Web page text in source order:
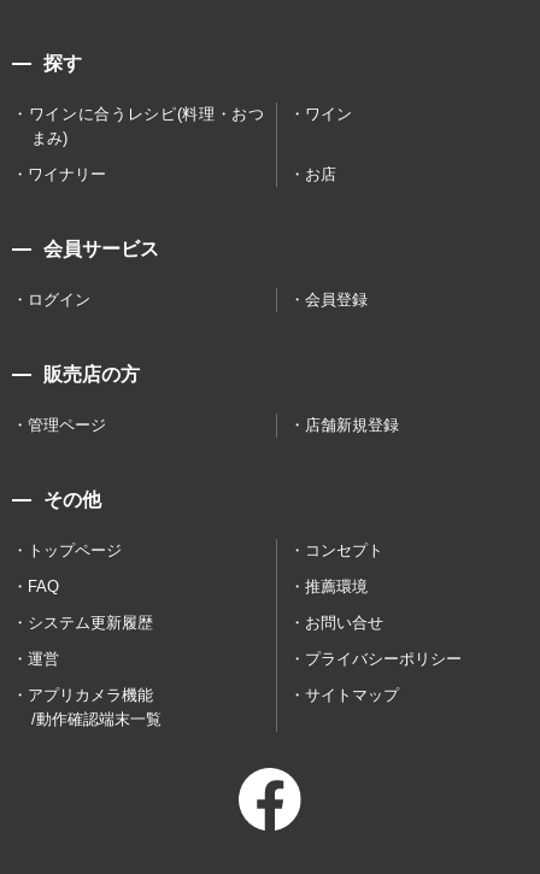
探す
ワインに合うレシピ(料理・おつ
まみ)
ワイン
ワイナリー お店
会員サービス
ログイン 会員登録
販売店の方
管理ページ 店舗新規登録
その他
トップページ
コンセプト
FAQ
推薦環境
システム更新履歴
お問い合せ
運営
プライバシーポリシー
アプリカメラ機能
/動作確認端末一覧
サイトマップ